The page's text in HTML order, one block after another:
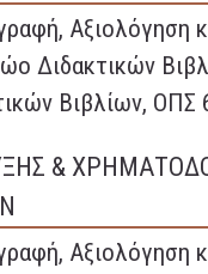
Αξιολόγηση
Διδακτικών
Βιβλίων, ΟΠΣ
&
Αξιολόγηση